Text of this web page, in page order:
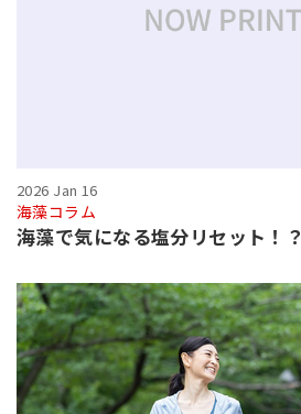
2026 Jan 16
海藻コラム
海藻で気になる塩分リセット！？